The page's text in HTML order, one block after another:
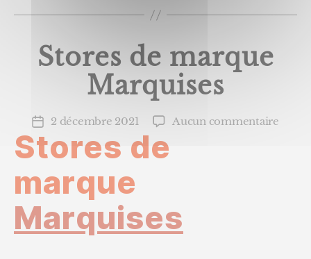
volets »
Stores de marque
Marquises
Date
de
l’article
2 décembre 2021 Aucun commentairesur
Stores de
marque
Marquises